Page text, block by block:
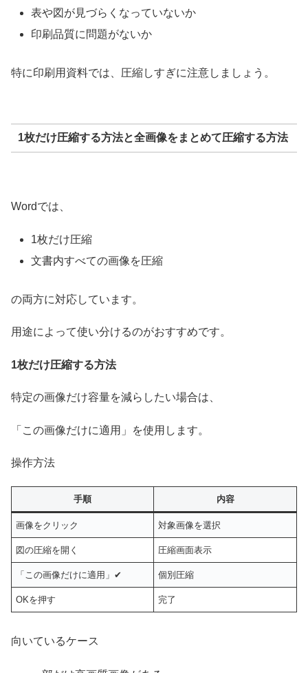
表や図が見づらくなっていないか
印刷品質に問題がないか
特に印刷用資料では、圧縮しすぎに注意しましょう。
1枚だけ圧縮する方法と全画像をまとめて圧縮する方法
Wordでは、
1枚だけ圧縮
文書内すべての画像を圧縮
の両方に対応しています。
用途によって使い分けるのがおすすめです。
1枚だけ圧縮する方法
特定の画像だけ容量を減らしたい場合は、
「この画像だけに適用」を使用します。
操作方法
手順 内容
画像をクリック 対象画像を選択
図の圧縮を開く 圧縮画面表示
「この画像だけに適用」✔ 個別圧縮
OKを押す 完了
向いているケース